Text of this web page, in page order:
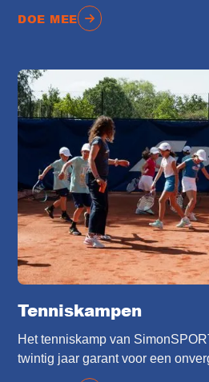
DOE MEE
Tenniskampen
Het tenniskamp van
twintig jaar garant voor een